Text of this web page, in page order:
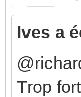
Ives a
Trop